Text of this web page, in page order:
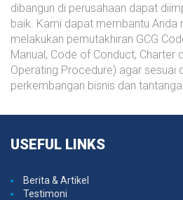
dibangun di perusahaan dapat
baik. Kami dapat membantu Anda
melakukan pemutakhiran GCG
Manual, Code of Conduct, Charter
Operating Procedure) agar sesuai
perkembangan bisnis dan
USEFUL LINKS
Berita & Artikel
Testimoni